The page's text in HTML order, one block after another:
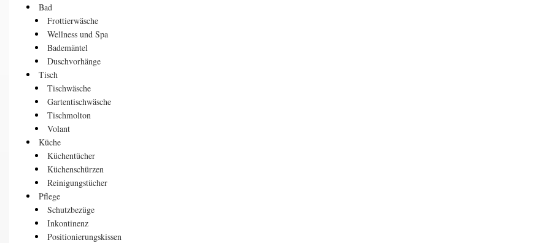
Bad
Frottierwäsche
Wellness und Spa
Bademäntel
Duschvorhänge
Tisch
Tischwäsche
Gartentischwäsche
Tischmolton
Volant
Küche
Küchentücher
Küchenschürzen
Reinigungstücher
Pflege
Schutzbezüge
Inkontinenz
Positionierungskissen